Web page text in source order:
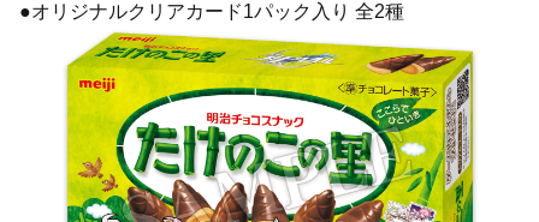
●オリジナルクリアカード1パック入り 全2種